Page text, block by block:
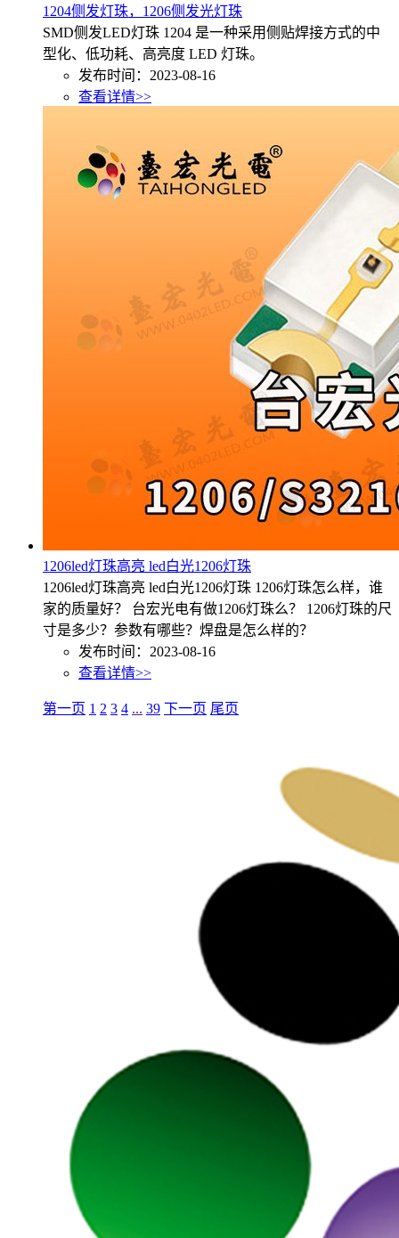
1204侧发灯珠，1206侧发光灯珠
SMD侧发LED灯珠 1204 是一种采用侧贴焊接方式的中
型化、低功耗、高亮度 LED 灯珠。
发布时间：2023-08-16
查看详情>>
1206led灯珠高亮 led白光1206灯珠
1206led灯珠高亮 led白光1206灯珠 1206灯珠怎么样，谁
家的质量好？ 台宏光电有做1206灯珠么？ 1206灯珠的尺
寸是多少？参数有哪些？焊盘是怎么样的？
发布时间：2023-08-16
查看详情>>
第一页 1 2 3 4 ... 39 下一页 尾页